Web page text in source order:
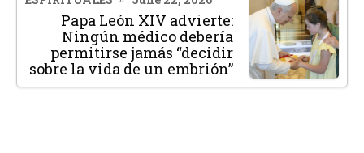
Papa León XIV advierte:
Ningún médico debería
permitirse jamás “decidir
sobre la vida de un embrión”